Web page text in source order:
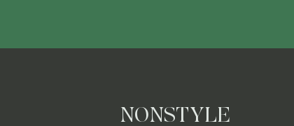
NONSTYLE